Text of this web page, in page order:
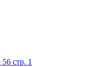
стр. 1